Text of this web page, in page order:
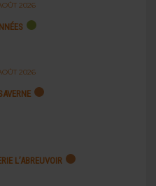
2026
2026
L’ABREUVOIR